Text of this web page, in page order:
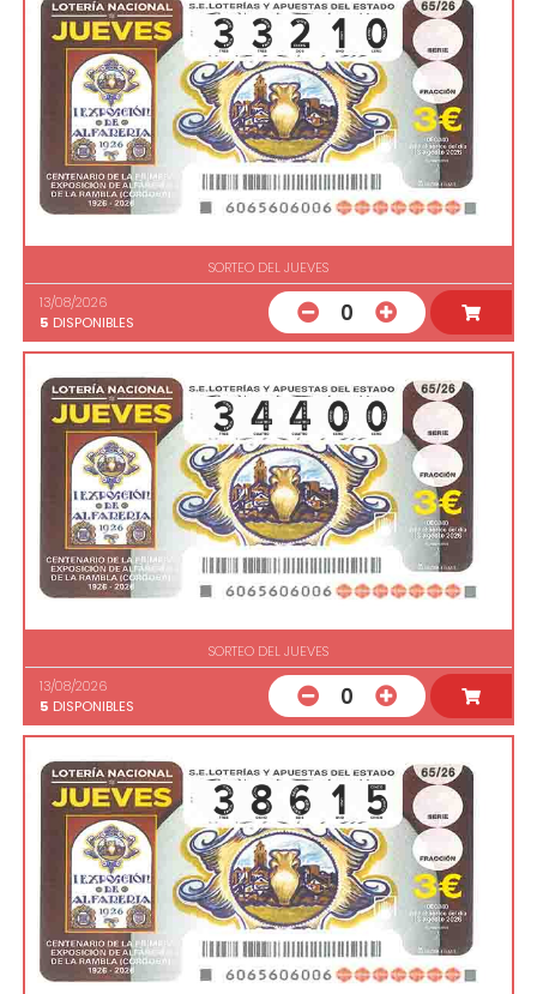
SORTEO DEL JUEVES
13/08/2026
5 DISPONIBLES 0
SORTEO DEL JUEVES
13/08/2026
5 DISPONIBLES 0